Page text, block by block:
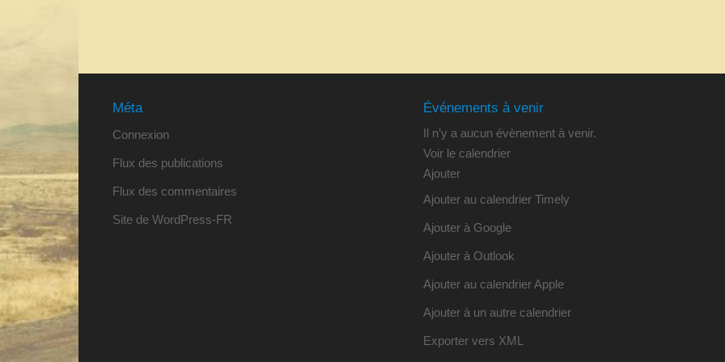
Méta
Connexion
Flux des publications
Flux des commentaires
Site de WordPress-FR
Événements à venir
Il n’y a aucun évènement à venir.
Voir le calendrier
Ajouter
Ajouter au calendrier Timely
Ajouter à Google
Ajouter à Outlook
Ajouter au calendrier Apple
Ajouter à un autre calendrier
Exporter vers XML